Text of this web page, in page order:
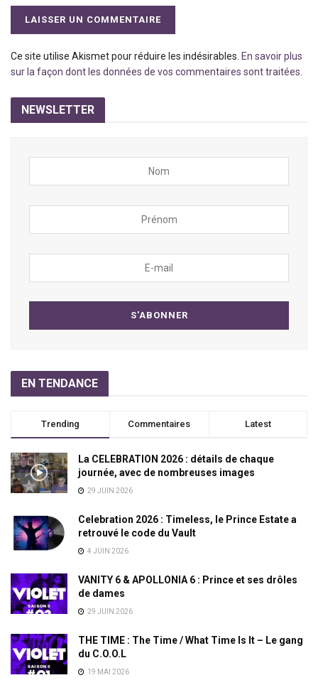
Ce site utilise Akismet pour réduire les indésirables. En savoir plus
sur la façon dont les données de vos commentaires sont traitées
NEWSLETTER
EN TENDANCE
Trending Commentaires Latest
La CELEBRATION 2026 : détails de chaque
journée, avec de nombreuses images
29 JUIN 2026
Celebration 2026 : Timeless, le Prince Estate a
retrouvé le code du Vault
4 JUIN 2026
VANITY 6 & APOLLONIA 6 : Prince et ses drôles
de dames
29 JUIN 2026
THE TIME : The Time / What Time Is It – Le gang
du C.O.O.L
19 MAI 2026